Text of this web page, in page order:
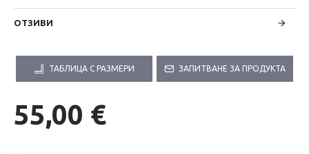
ОТЗИВИ
ТАБЛИЦА С РАЗМЕРИ ЗАПИТВАНЕ ЗА ПРОДУКТА
55,00 €